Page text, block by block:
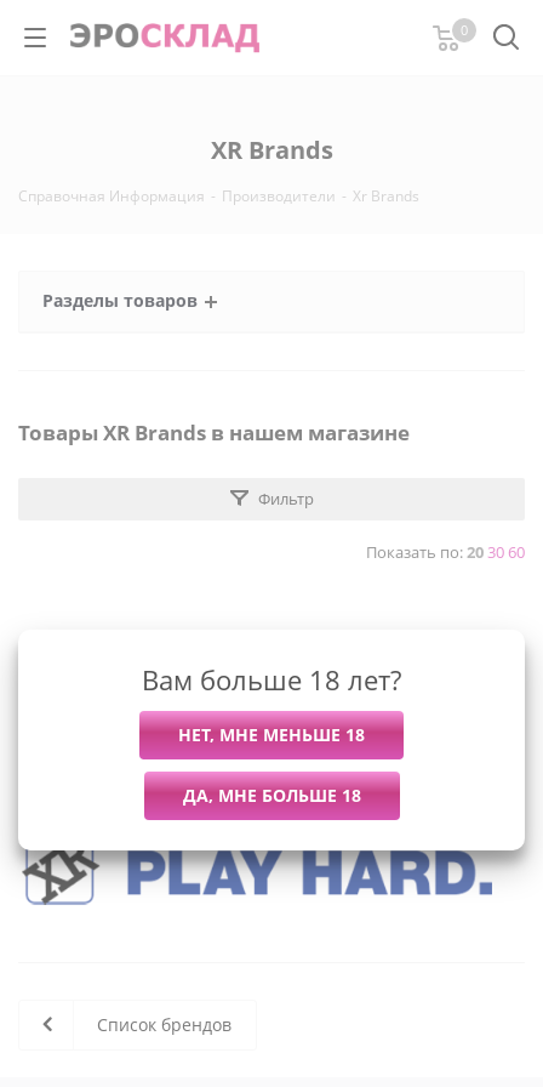
0
XR Brands
Справочная Информация - Производители - Xr Brands
Разделы товаров
Товары XR Brands в нашем магазине
Фильтр
Показать по:203060
В данный момент нет активных
товаров
Список брендов
Вам больше 18 лет?